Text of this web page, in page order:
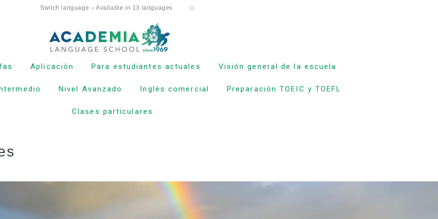
Switch language – Available in 13 languages
para nuevos
de la tarjeta
para
Aplicación
Proceso de solicitud
devoluciones
Para estudiantes actuales
Horario de clases
Asistencia y expulsión
obligatoria
Visión general de la escuela
Nivel Avanzado Inglés comercial Preparación TOEIC y TOEFL
Clases particulares